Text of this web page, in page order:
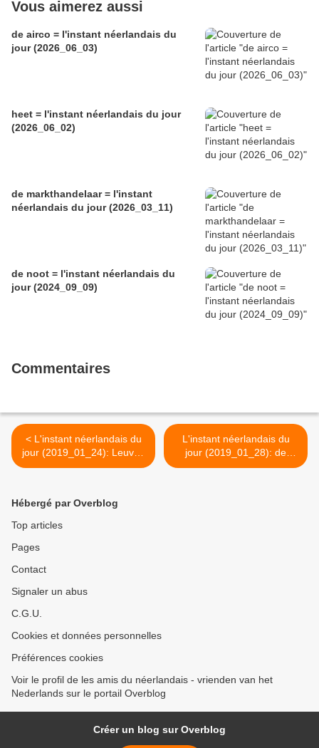
Vous aimerez aussi
de airco = l'instant néerlandais du
jour (2026_06_03)
heet = l'instant néerlandais du jour
(2026_06_02)
de markthandelaar = l'instant
néerlandais du jour (2026_03_11)
de noot = l'instant néerlandais du
jour (2024_09_09)
Commentaires
< L'instant néerlandais du
jour (2019_01_24): Leuven
- Vlaams-Brabant
L'instant néerlandais du
jour (2019_01_28): de
Katholieke Universiteit
Hébergé par Overblog
Top articles
Pages
Contact
Signaler un abus
C.G.U.
Cookies et données personnelles
Préférences cookies
Voir le profil de les amis du néerlandais - vrienden van het
Nederlands sur le portail Overblog
Créer un blog sur Overblog